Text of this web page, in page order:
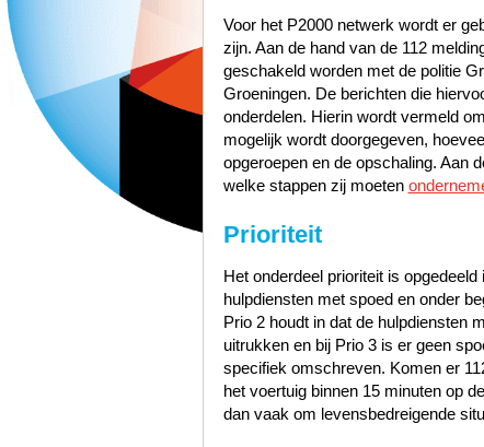
Voor het P2000 netwerk wordt er
zijn. Aan de hand van de 112
geschakeld worden met de politie
Groeningen. De berichten die
onderdelen. Hierin wordt vermeld
mogelijk wordt doorgegeven,
opgeroepen en de opschaling. Aan
welke stappen zij moeten
Prioriteit
Het onderdeel prioriteit is
hulpdiensten met spoed en onder
Prio 2 houdt in dat de hulpdiensten
uitrukken en bij Prio 3 is er geen
specifiek omschreven. Komen er
het voertuig binnen 15 minuten op
dan vaak om levensbedreigende